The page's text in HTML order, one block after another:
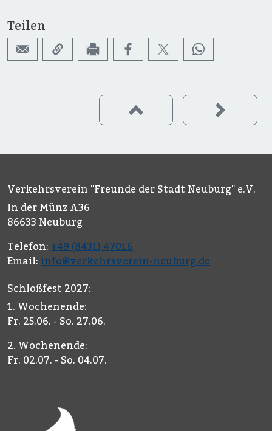
Teilen
Verkehrsverein "Freunde der Stadt Neuburg" e.V.
In der Münz A36
86633 Neuburg
Telefon: +49 (8431) 47016
Email: info@verkehrsverein-neuburg.de
Schloßfest 2027:
1. Wochenende:
Fr. 25.06. - So. 27.06.
2. Wochenende:
Fr. 02.07. - So. 04.07.